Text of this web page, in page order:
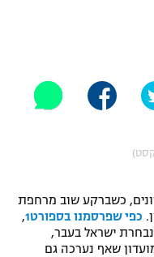
כשברקע שוב מרחפת
כפי שפרסמנו בספורט1 ,
ישראל בעבר,
שאף נערכה גם